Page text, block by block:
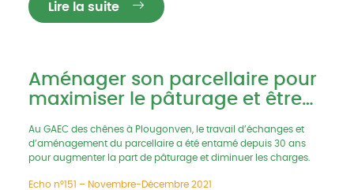
Lire la suite
Aménager son parcellaire pour
maximiser le pâturage et être
Au GAEC des chênes à Plougonven, le travail d’échanges et
d’aménagement du parcellaire a été entamé depuis 30 ans
pour augmenter la part de pâturage et diminuer les charges.
Echo n°151 – Novembre-Décembre 2021